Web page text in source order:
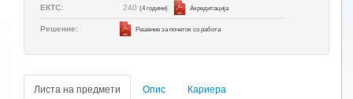
ЕКТС: 240 (4 години) Aкредитација
Решение: Решение за почеток со работа
Листа на предмети Опис Кариера